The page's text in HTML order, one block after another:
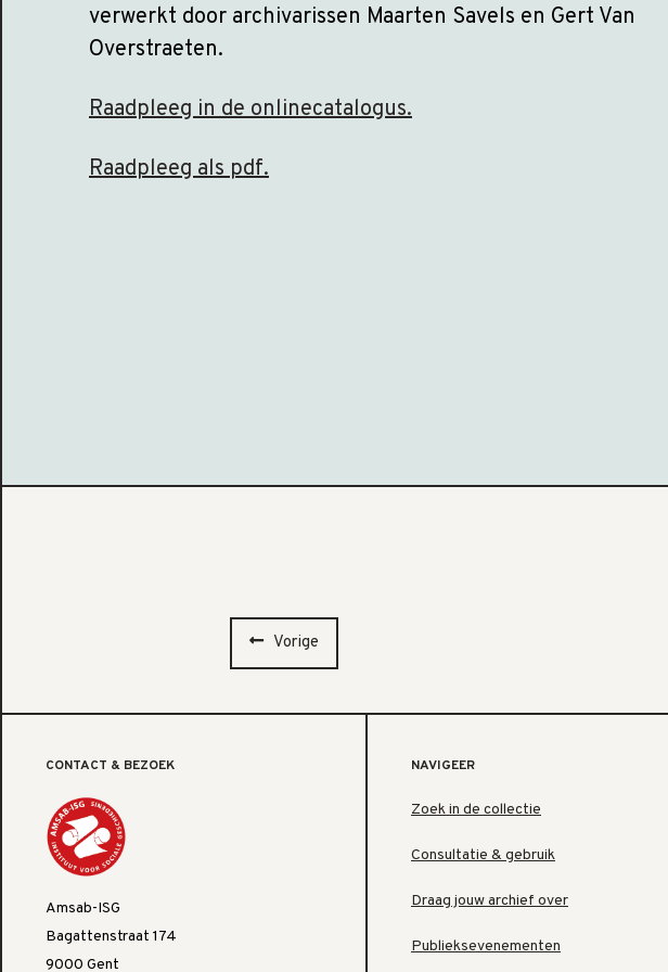
verwerkt door archivarissen Maarten Savels en Gert Van
Overstraeten.
Raadpleeg in de onlinecatalogus.
Raadpleeg als pdf.
Vorige
CONTACT & BEZOEK
Amsab-ISG
Bagattenstraat 174
9000 Gent
NAVIGEER
Zoek in de collectie
Consultatie & gebruik
Draag jouw archief over
Publieksevenementen